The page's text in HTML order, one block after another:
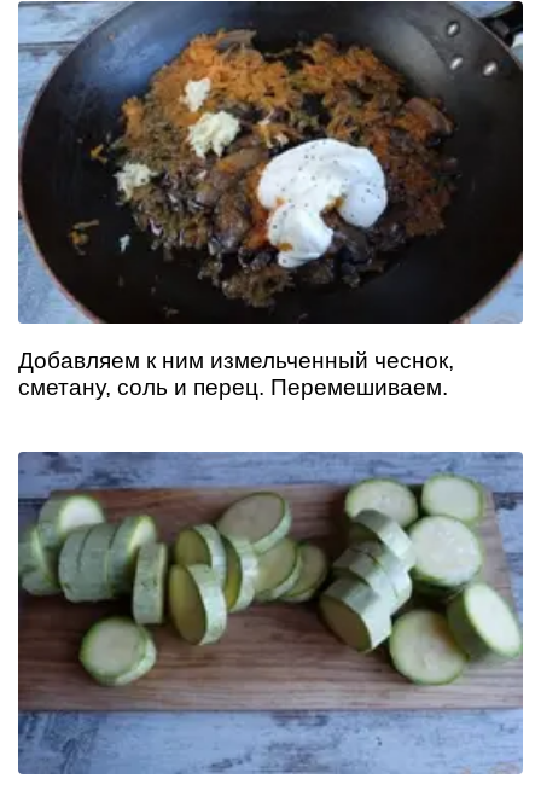
Добавляем к ним измельченный чеснок,
сметану, соль и перец. Перемешиваем.